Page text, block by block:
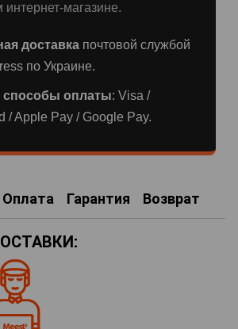
магазине.
доставка почтовой службой
по Украине.
оплаты: Visa /
/ Apple Pay / Google Pay.
Оплата Гарантия Возврат